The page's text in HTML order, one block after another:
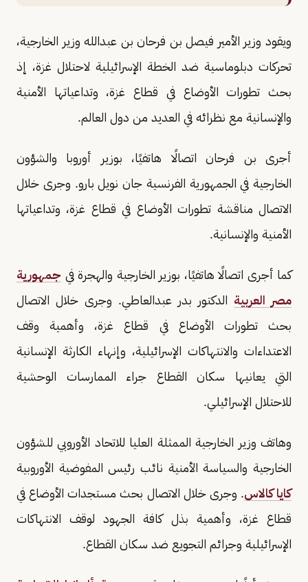
ويقود وزير الأمير فيصل بن فرحان بن عبدالله وزير الخارجية،
تحركات دبلوماسية ضد الخطة الإسرائيلية لاحتلال غزة، إذ
بحث تطورات الأوضاع في قطاع غزة، وتداعياتها الأمنية
والإنسانية مع نظرائه في العديد من دول العالم.
أجرى بن فرحان اتصالًا هاتفيًا، بوزير أوروبا والشؤون
الخارجية في الجمهورية الفرنسية جان نويل بارو. وجرى خلال
الاتصال مناقشة تطورات الأوضاع في قطاع غزة، وتداعياتها
الأمنية والإنسانية.
كما أجرى اتصالًا هاتفيًا، بوزير الخارجية والهجرة في جمهورية
مصر العربية الدكتور بدر عبدالعاطي. وجرى خلال الاتصال
بحث تطورات الأوضاع في قطاع غزة، وأهمية وقف
الاعتداءات والانتهاكات الإسرائيلية، وإنهاء الكارثة الإنسانية
التي يعانيها سكان القطاع جراء الممارسات الوحشية
للاحتلال الإسرائيلي.
وهاتف وزير الخارجية الممثلة العليا للاتحاد الأوروبي للشؤون
الخارجية والسياسة الأمنية نائب رئيس المفوضية الأوروبية
كايا كالاس. وجرى خلال الاتصال بحث مستجدات الأوضاع في
قطاع غزة، وأهمية بذل كافة الجهود لوقف الانتهاكات
الإسرائيلية وجرائم التجويع ضد سكان القطاع.